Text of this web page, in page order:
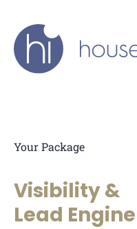
Your Package
Visibility &
Lead Engine